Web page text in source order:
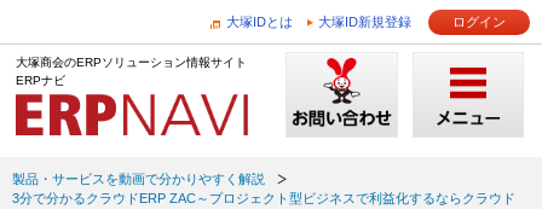
大塚IDとは 大塚ID新規登録 ログイン
大塚商会のERPソリューション情報サイト
ERPナビ
製品・サービスを動画で分かりやすく解説
3分で分かるクラウドERP ZAC～プロジェクト型ビジネスで利益化するならクラウド